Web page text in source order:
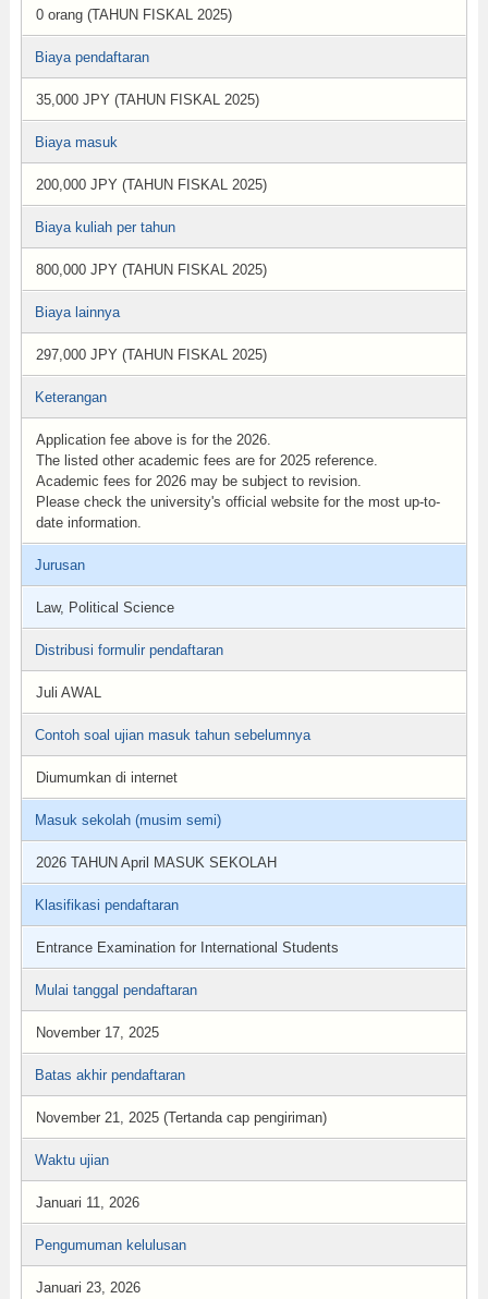
0 orang (TAHUN FISKAL 2025)
Biaya pendaftaran
35,000 JPY (TAHUN FISKAL 2025)
Biaya masuk
200,000 JPY (TAHUN FISKAL 2025)
Biaya kuliah per tahun
800,000 JPY (TAHUN FISKAL 2025)
Biaya lainnya
297,000 JPY (TAHUN FISKAL 2025)
Keterangan
Application fee above is for the 2026.
The listed other academic fees are for 2025 reference.
Academic fees for 2026 may be subject to revision.
Please check the university's official website for the most up-to-
date information.
Jurusan
Law, Political Science
Distribusi formulir pendaftaran
Juli AWAL
Contoh soal ujian masuk tahun sebelumnya
Diumumkan di internet
Masuk sekolah (musim semi)
2026 TAHUN April MASUK SEKOLAH
Klasifikasi pendaftaran
Entrance Examination for International Students
Mulai tanggal pendaftaran
November 17, 2025
Batas akhir pendaftaran
November 21, 2025 (Tertanda cap pengiriman)
Waktu ujian
Januari 11, 2026
Pengumuman kelulusan
Januari 23, 2026